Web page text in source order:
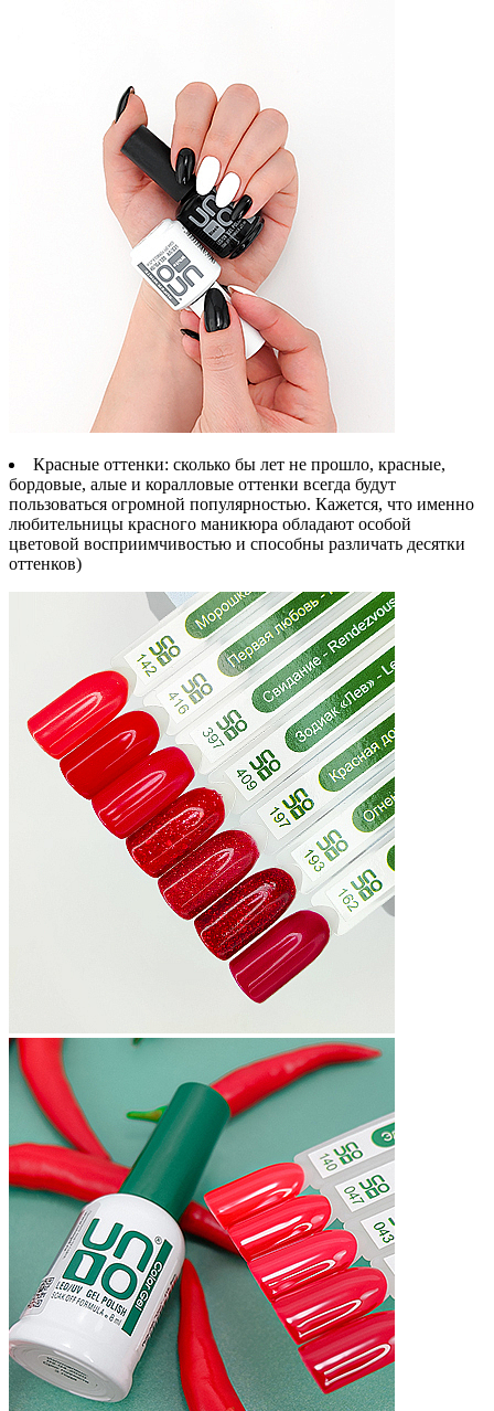
Красные оттенки: сколько бы лет не прошло, красные,
бордовые, алые и коралловые оттенки всегда будут
пользоваться огромной популярностью. Кажется, что именно
любительницы красного маникюра обладают особой
цветовой восприимчивостью и способны различать десятки
оттенков)